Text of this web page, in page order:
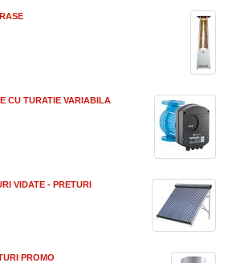
CU TURATIE VARIABILA
VIDATE - PRETURI
PROMO